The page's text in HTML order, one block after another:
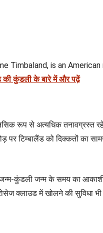
Timbaland, is an
की कुंडली के बारे में और पढ़ें
रूप से अत्यधिक तनावग्रस्त
पर टिम्बालैंड को दिक्कतों का
कुंडली जन्म के समय का
क्लाउड में खोलने की सुविधा भी